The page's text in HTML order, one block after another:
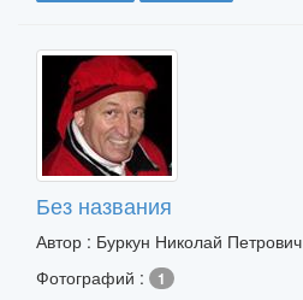
Без названия
Автор : Буркун Николай Петрович
Фотографий :
1